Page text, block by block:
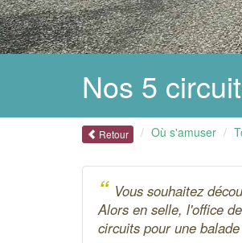
Nos 5
Retour Où s'amuser
“ Vous souhaitez
Alors en selle, l'office
circuits pour une